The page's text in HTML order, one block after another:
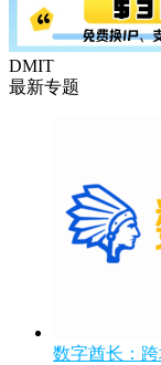
DMIT
最新专题
数字酋长：